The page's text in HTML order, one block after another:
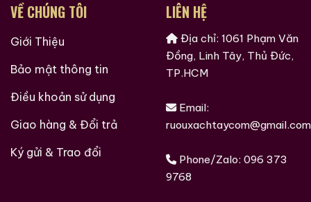
VỀ CHÚNG TÔI
Giới Thiệu
Bảo mật thông tin
Điều khoản sử dụng
Giao hàng & Đổi trả
Ký gửi & Trao đổi
LIÊN HỆ
Địa chỉ: 1061 Phạm Văn
Đồng, Linh Tây, Thủ Đức,
TP.HCM
Email:
ruouxachtaycom@gmail.com
Phone/Zalo: 096 373
9768